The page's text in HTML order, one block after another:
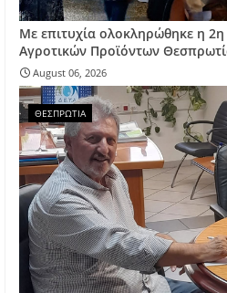
Με επιτυχία ολοκληρώθηκε η
Αγροτικών Προϊόντων
August 06, 2026
ΘΕΣΠΡΩΤΙΑ